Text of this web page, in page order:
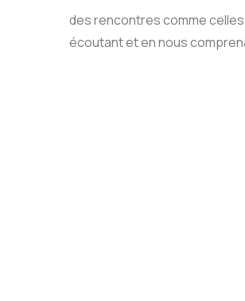
des rencontres comme
écoutant et en nous